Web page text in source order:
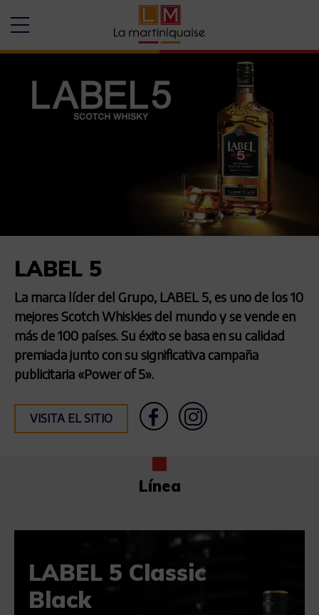
LABEL 5
La marca líder del Grupo, LABEL 5, es uno de los 10
mejores Scotch Whiskies del mundo y se vende en
más de 100 países. Su éxito se basa en su calidad
premiada junto con su significativa campaña
publicitaria «Power of 5».
VISITA EL SITIO
Línea
LABEL 5 Classic
Black